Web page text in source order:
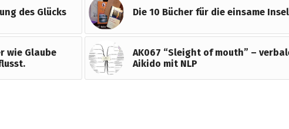
des Glücks Die 10 Bücher für die einsame Insel
wie Glaube
AK067 “Sleight of mouth” –
Aikido mit NLP